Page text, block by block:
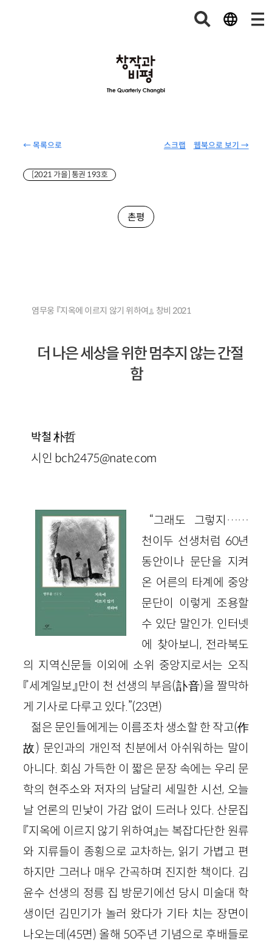
← 목록으로 웹북으로 보기 →
스크랩
[2021 가을] 통권 193호
촌평
염무웅 『지옥에 이르지 않기 위하여』, 창비 2021
더 나은 세상을 위한 멈추지 않는 간절
함
박철 朴哲
시인 bch2475@nate.com
“그래도 그렇지……
천이두 선생처럼 60년
동안이나 문단을 지켜
온 어른의 타계에 중앙
문단이 이렇게 조용할
수 있단 말인가. 인터넷
에 찾아보니, 전라북도
의 지역신문들 이외에 소위 중앙지로서는 오직
『세계일보』만이 천 선생의 부음(訃音)을 짤막하
게 기사로 다루고 있다.”(23면)
젊은 문인들에게는 이름조차 생소할 한 작고(作
故) 문인과의 개인적 친분에서 아쉬워하는 말이
아니다. 회심 가득한 이 짧은 문장 속에는 우리 문
학의 현주소와 저자의 남달리 세밀한 시선, 오늘
날 언론의 민낯이 가감 없이 드러나 있다. 산문집
『지옥에 이르지 않기 위하여』는 복잡다단한 원류
와 지류들이 종횡으로 교차하는, 읽기 가볍고 편
하지만 그러나 매우 간곡하며 진지한 책이다. 김
윤수 선생의 정릉 집 방문기에선 당시 미술대 학
생이던 김민기가 놀러 왔다가 기타 치는 장면이
나오는데(45면) 올해 50주년 기념으로 후배들로